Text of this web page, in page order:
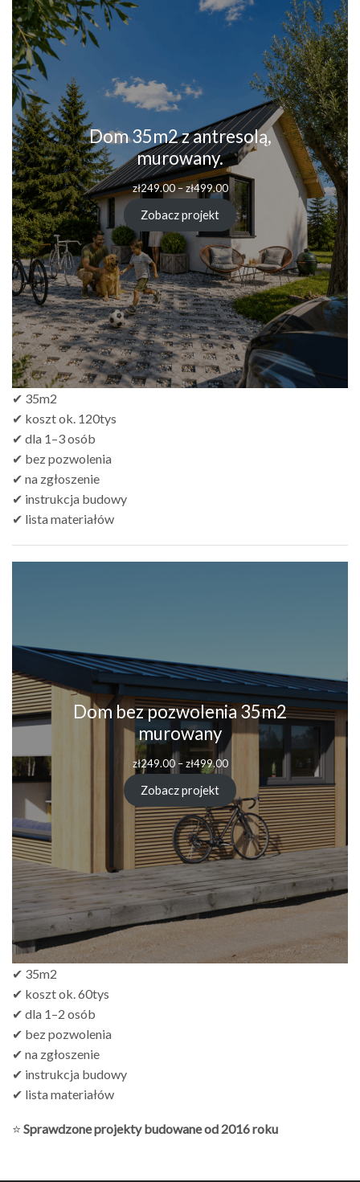
Dom 35m2 z antresolą,
murowany.
zł249.00–zł499.00
Zobacz projekt
✔ 35m2
✔ koszt ok. 120tys
✔ dla 1–3 osób
✔ bez pozwolenia
✔ na zgłoszenie
✔ instrukcja budowy
✔ lista materiałów
Dom bez pozwolenia 35m2
murowany
zł249.00 – zł499.00
Zobacz projekt
✔ 35m2
✔ koszt ok. 60tys
✔ dla 1–2 osób
✔ bez pozwolenia
✔ na zgłoszenie
✔ instrukcja budowy
✔ lista materiałów
⭐ Sprawdzone projekty budowane od 2016 roku